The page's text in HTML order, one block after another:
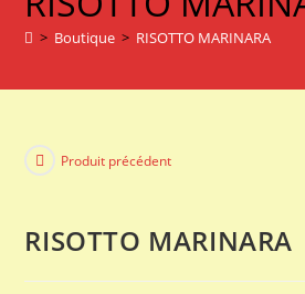
MARINARA
> Boutique > RISOTTO MARINARA
Produit précédent
RISOTTO MARINARA